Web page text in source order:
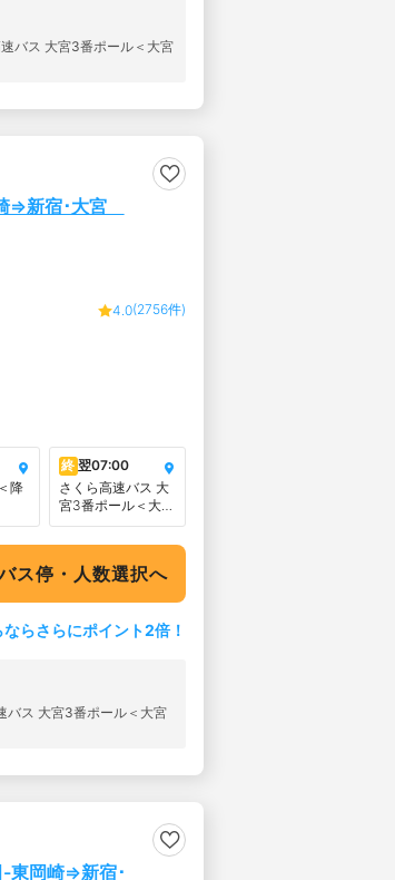
バス 大宮3番ポール＜大宮
⇒新宿･大宮
4.0(2756件)
降
終翌07:00
さくら高速バス 大
宮3番ポール＜大宮
駅西口ファミリー
ス停・人数選択へ
らさらにポイント2倍！
ス 大宮3番ポール＜大宮
東岡崎⇒新宿･